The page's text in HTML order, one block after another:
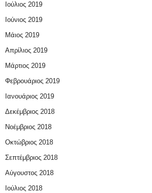
Ιούλιος 2019
Ιούνιος 2019
Μάιος 2019
Απρίλιος 2019
Μάρτιος 2019
Φεβρουάριος 2019
Ιανουάριος 2019
Δεκέμβριος 2018
Νοέμβριος 2018
Οκτώβριος 2018
Σεπτέμβριος 2018
Αύγουστος 2018
Ιούλιος 2018